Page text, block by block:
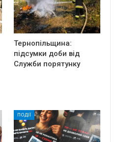
Тернопільщина:
підсумки доби від
Служби порятунку
ПОДІЇ